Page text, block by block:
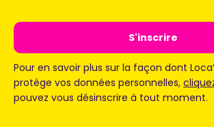
Pour en savoir plus sur la façon dont
protège vos données personnelles,
pouvez vous désinscrire à tout moment.